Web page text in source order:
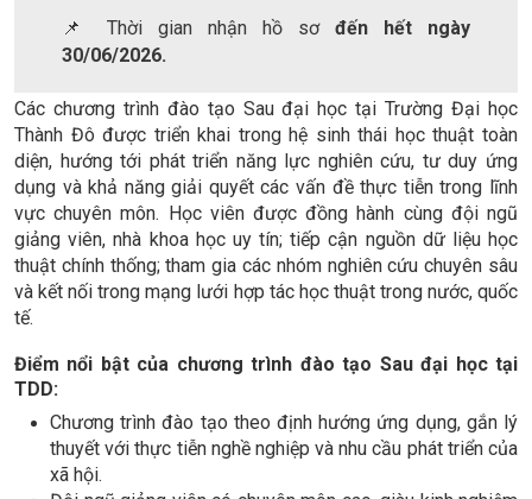
📌 Thời gian nhận hồ sơ đến hết ngày
30/06/2026.
Các chương trình đào tạo Sau đại học tại Trường Đại học
Thành Đô được triển khai trong hệ sinh thái học thuật toàn
diện, hướng tới phát triển năng lực nghiên cứu, tư duy ứng
dụng và khả năng giải quyết các vấn đề thực tiễn trong lĩnh
vực chuyên môn. Học viên được đồng hành cùng đội ngũ
giảng viên, nhà khoa học uy tín; tiếp cận nguồn dữ liệu học
thuật chính thống; tham gia các nhóm nghiên cứu chuyên sâu
và kết nối trong mạng lưới hợp tác học thuật trong nước, quốc
tế.
Điểm nổi bật của chương trình đào tạo Sau đại học tại
TDD:
Chương trình đào tạo theo định hướng ứng dụng, gắn lý
thuyết với thực tiễn nghề nghiệp và nhu cầu phát triển của
xã hội.